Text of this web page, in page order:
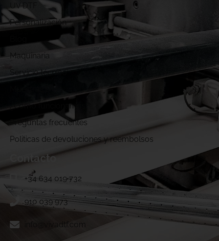
UV DTF
Personalización
Maquinaria
Servicio técnico
¿Cómo funcionamos?
Preguntas frecuentes
Politicas de devoluciones y reembolsos
Contacto
+34 634 019 732
910 039 973
info@vivadtf.com